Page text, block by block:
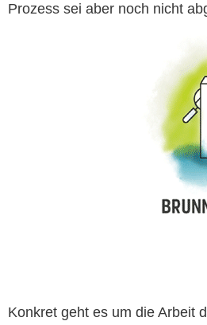
Prozess sei aber noch nicht
Konkret geht es um die Arbeit